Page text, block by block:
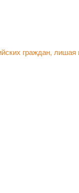
граждан, лишая